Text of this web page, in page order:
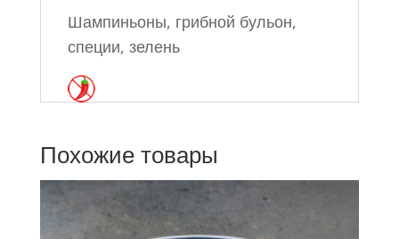
Шампиньоны, грибной бульон,
специи, зелень
Похожие товары